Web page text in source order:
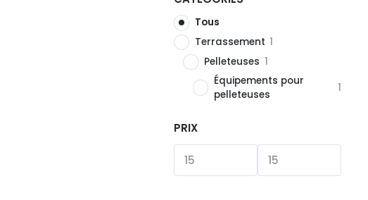
Tous
Terrassement 1
Pelleteuses 1
Équipements pour
pelleteuses
1
PRIX